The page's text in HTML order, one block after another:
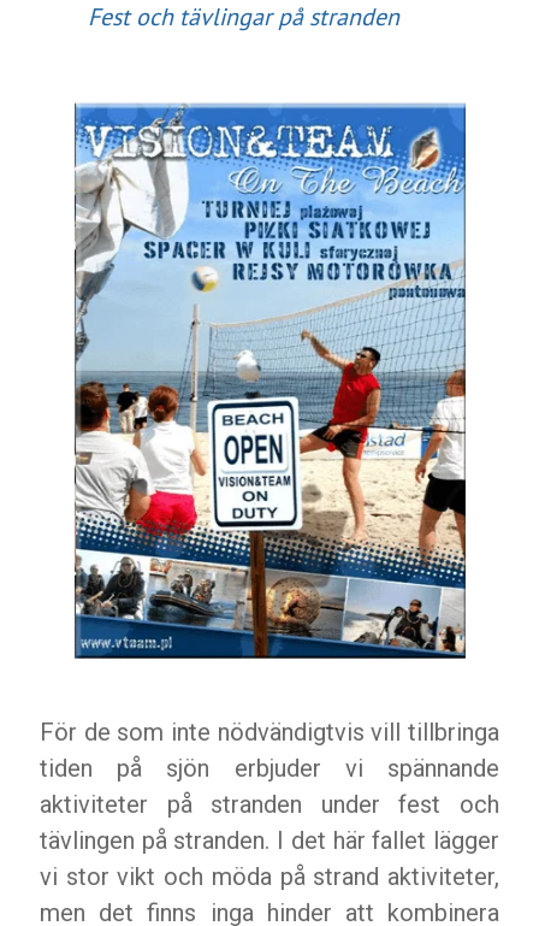
Fest och tävlingar på stranden
För de som inte nödvändigtvis vill tillbringa
tiden på sjön erbjuder vi spännande
aktiviteter på stranden under fest och
tävlingen på stranden. I det här fallet lägger
vi stor vikt och möda på strand aktiviteter,
men det finns inga hinder att kombinera